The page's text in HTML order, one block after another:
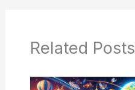
Related Posts